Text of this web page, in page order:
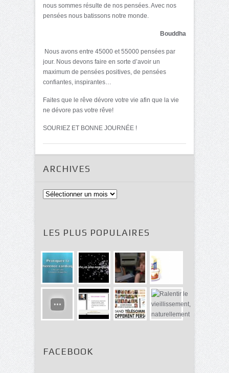
nous sommes résulte de nos pensées. Avec nos
pensées nous batissons notre monde.
Bouddha
Nous avons entre 45000 et 55000 pensées par
jour. Nous devons faire en sorte d’avoir un
maximum de pensées positives, de pensées
confiantes, inspirantes…
Faites que le rêve dévore votre vie afin que la vie
ne dévore pas votre rêve!
SOURIEZ ET BONNE JOURNÉE !
ARCHIVES
Archives
LES PLUS POPULAIRES
FACEBOOK